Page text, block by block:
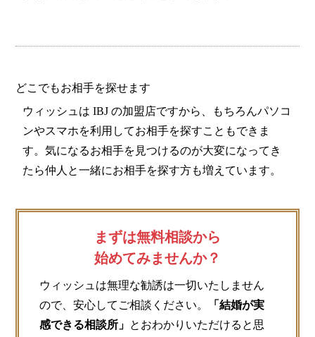
どこでもお相手を探せます
ウィッシュは IBJ の加盟店ですから、もちろんパソコ
ンやスマホを利用してお相手を探すこともできま
す。気になるお相手を見つけるのが大変になってき
たら仲人と一緒にお相手を探す方も増えています。
まずは無料相談から
始めてみませんか？
ウィッシュは無理な勧誘は一切いたしません
ので、安心してご相談ください。
「結婚が実
感できる相談所」 とおわかりいただけると思